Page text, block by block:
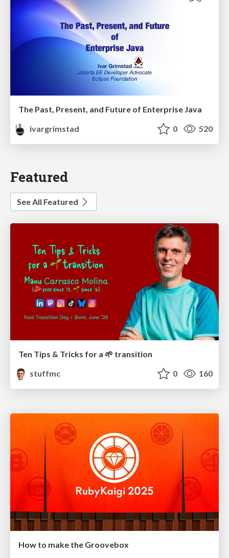
The Past, Present, and Future of Enterprise Java
ivargrimstad
0 520
Featured
See All Featured
Ten Tips & Tricks for a 🌱 transition
stuffmc
0 160
How to make the Groovebox